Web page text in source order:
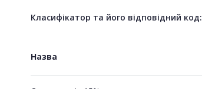
Класифікатор та його відповідний код:
Назва